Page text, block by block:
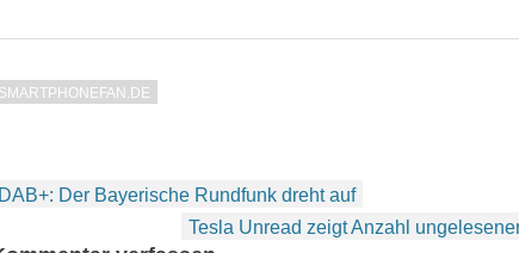
SMARTPHONEFAN.DE
Beitragsnavigation
DAB+: Der Bayerische Rundfunk dreht auf
Tesla Unread zeigt Anzahl